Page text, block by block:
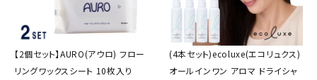
【2個セット】AURO(アウロ) フロー
リングワックスシート 10枚入り
(4本セット)ecoluxe(エコリュクス)
オールインワン アロマ ドライシャ